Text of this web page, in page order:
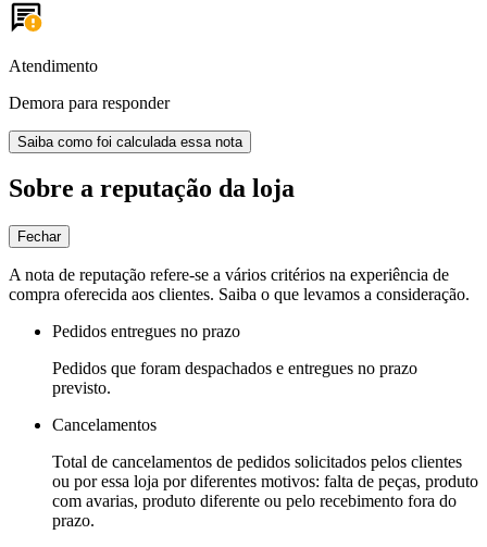
Atendimento
Demora para responder
Saiba como foi calculada essa nota
Sobre a reputação da loja
Fechar
A nota de reputação refere-se a vários critérios na experiência de
compra oferecida aos clientes. Saiba o que levamos a consideração.
Pedidos entregues no prazo
Pedidos que foram despachados e entregues no prazo
previsto.
Cancelamentos
Total de cancelamentos de pedidos solicitados pelos clientes
ou por essa loja por diferentes motivos: falta de peças, produto
com avarias, produto diferente ou pelo recebimento fora do
prazo.